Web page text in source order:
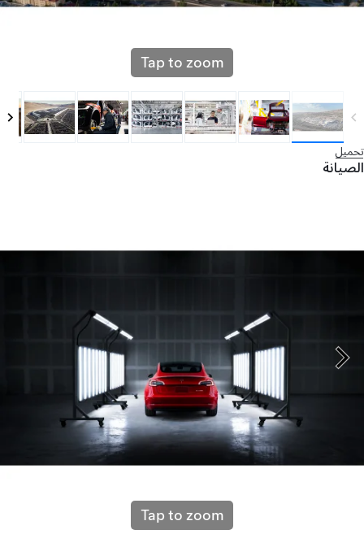
Tap to zoom
تحميل
الصيانة
Tap to zoom